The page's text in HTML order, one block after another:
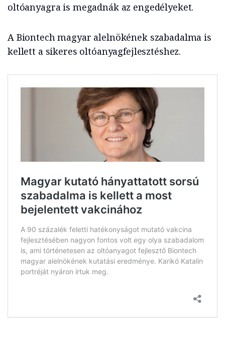
oltóanyagra is megadnák az engedélyeket.
A Biontech magyar alelnökének szabadalma is
kellett a sikeres oltóanyagfejlesztéshez.